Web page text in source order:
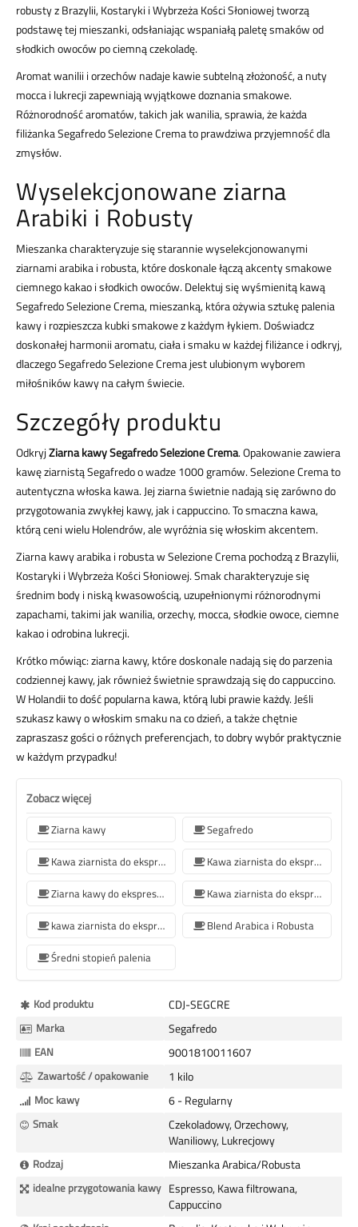
robusty z Brazylii, Kostaryki i Wybrzeża Kości Słoniowej tworzą
podstawę tej mieszanki, odsłaniając wspaniałą paletę smaków od
słodkich owoców po ciemną czekoladę.
Aromat wanilii i orzechów nadaje kawie subtelną złożoność, a nuty
mocca i lukrecji zapewniają wyjątkowe doznania smakowe.
Różnorodność aromatów, takich jak wanilia, sprawia, że każda
filiżanka Segafredo Selezione Crema to prawdziwa przyjemność dla
zmysłów.
Wyselekcjonowane ziarna
Arabiki i Robusty
Mieszanka charakteryzuje się starannie wyselekcjonowanymi
ziarnami arabika i robusta, które doskonale łączą akcenty smakowe
ciemnego kakao i słodkich owoców. Delektuj się wyśmienitą kawą
Segafredo Selezione Crema, mieszanką, która ożywia sztukę palenia
kawy i rozpieszcza kubki smakowe z każdym łykiem. Doświadcz
doskonałej harmonii aromatu, ciała i smaku w każdej filiżance i odkryj,
dlaczego Segafredo Selezione Crema jest ulubionym wyborem
miłośników kawy na całym świecie.
Szczegóły produktu
OdkryjZiarna kawy Segafredo Selezione Crema. Opakowanie zawiera
kawę ziarnistą Segafredo o wadze 1000 gramów. Selezione Crema to
autentyczna włoska kawa. Jej ziarna świetnie nadają się zarówno do
przygotowania zwykłej kawy, jak i cappuccino. To smaczna kawa,
którą ceni wielu Holendrów, ale wyróżnia się włoskim akcentem.
Ziarna kawy arabika i robusta w Selezione Crema pochodzą z Brazylii,
Kostaryki i Wybrzeża Kości Słoniowej. Smak charakteryzuje się
średnim body i niską kwasowością, uzupełnionymi różnorodnymi
zapachami, takimi jak wanilia, orzechy, mocca, słodkie owoce, ciemne
kakao i odrobina lukrecji.
Krótko mówiąc: ziarna kawy, które doskonale nadają się do parzenia
codziennej kawy, jak również świetnie sprawdzają się do cappuccino.
W Holandii to dość popularna kawa, którą lubi prawie każdy. Jeśli
szukasz kawy o włoskim smaku na co dzień, a także chętnie
zapraszasz gości o różnych preferencjach, to dobry wybór praktycznie
w każdym przypadku!
Zobacz więcej
Ziarna kawy
Segafredo
Kawa ziarnista do ekspresu do kawy Jura
Kawa ziarnista do ekspresu do kawy De'Longhi
Ziarna kawy do ekspresów Philips
Kawa ziarnista do ekspresu do kawy Krups
kawa ziarnista do ekspresu do kawy Siemens
Blend Arabica i Robusta
Średni stopień palenia
Więcej
informacji
Kod produktu CDJ-SEGCRE
Marka Segafredo
EAN 9001810011607
Zawartość / opakowanie 1 kilo
Moc kawy 6 - Regularny
Smak
Czekoladowy, Orzechowy,
Waniliowy, Lukrecjowy
Rodzaj Mieszanka Arabica/Robusta
idealne przygotowania kawy Espresso, Kawa filtrowana,
Cappuccino